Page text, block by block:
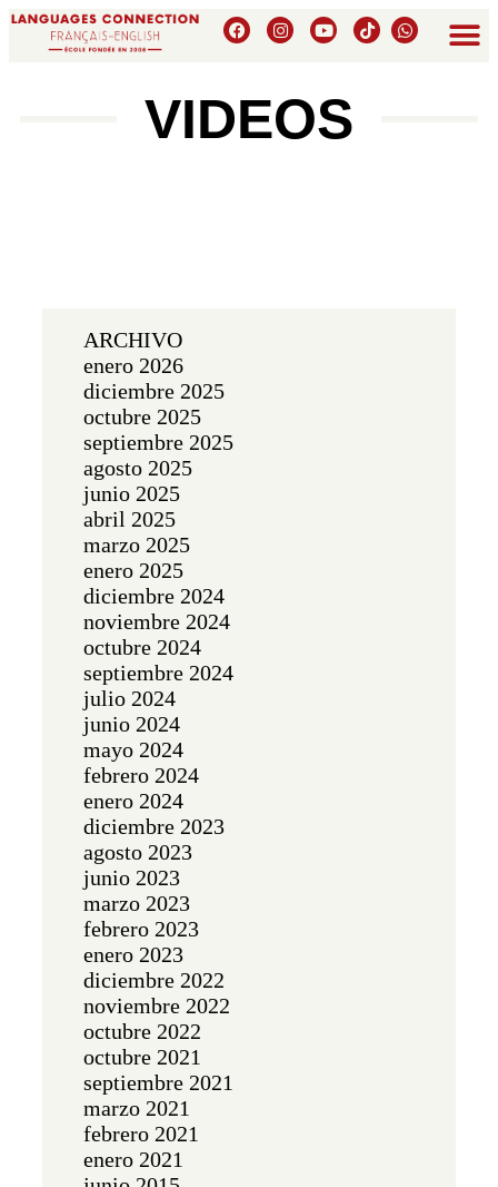
VIDEOS
ARCHIVO
enero 2026
diciembre 2025
octubre 2025
septiembre 2025
agosto 2025
junio 2025
abril 2025
marzo 2025
enero 2025
diciembre 2024
noviembre 2024
octubre 2024
septiembre 2024
julio 2024
junio 2024
mayo 2024
febrero 2024
enero 2024
diciembre 2023
agosto 2023
junio 2023
marzo 2023
febrero 2023
enero 2023
diciembre 2022
noviembre 2022
octubre 2022
octubre 2021
septiembre 2021
marzo 2021
febrero 2021
enero 2021